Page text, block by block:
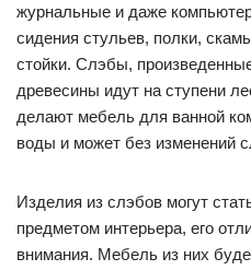
журнальные и даже
сидения стульев, полки,
стойки. Слэбы,
древесины идут на ступени
делают мебель для ванной
воды и может без изменений
Изделия из слэбов могут
предметом интерьера, его
внимания. Мебель из них